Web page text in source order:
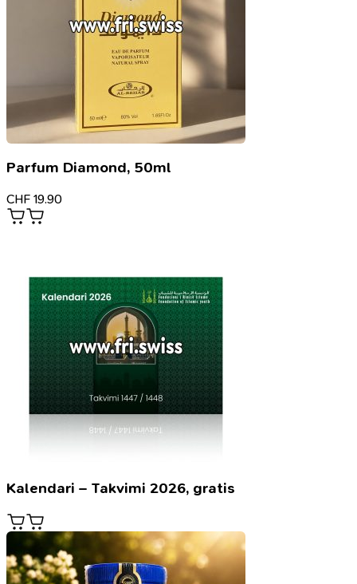
Parfum Diamond, 50ml
CHF 19.90
Kalendari – Takvimi 2026, gratis